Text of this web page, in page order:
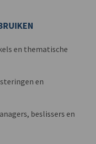
en thematische
en
beslissers en